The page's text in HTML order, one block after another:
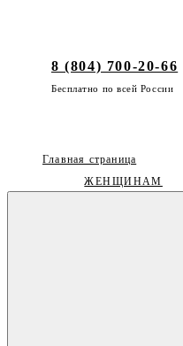
8 (804) 700-20-66
Бесплатно по всей России
ЖЕНЩИНАМ
Главная страница